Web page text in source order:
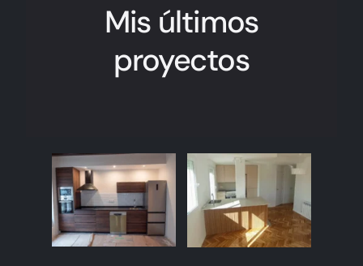
Mis últimos
proyectos